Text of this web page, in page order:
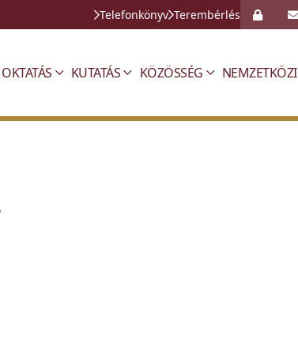
Telefonkönyv Terembérlés
OKTATÁS KUTATÁS KÖZÖSSÉG NEMZETKÖZI